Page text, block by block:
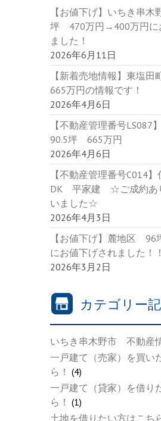
【お値下げ】いちき串
坪 470万円→400万円に
ました！
2026年6月11日
【新着売地情報】東塩
665万円の情報です！
2026年4月6日
【不動産管理番号LS087
90.5坪 665万円
2026年4月6日
【不動産管理番号C014
DK 平家建 ☆ご成約あ
いました☆
2026年4月3日
【お値下げ】麓地区
にお値下げされました！！
2026年3月2日
カテゴリー
いちき串木野市 不動産
一戸建て（売家）を買い
ら！ (4)
一戸建て（貸家）を借り
ら！ (1)
土地を借りたい方はこち